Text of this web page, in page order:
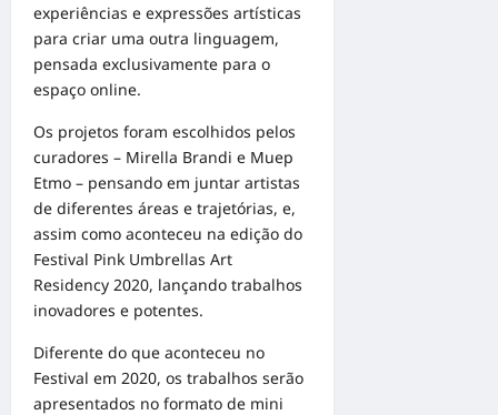
experiências e expressões artísticas
para criar uma outra linguagem,
pensada exclusivamente para o
espaço online.
Os projetos foram escolhidos pelos
curadores – Mirella Brandi e Muep
Etmo – pensando em juntar artistas
de diferentes áreas e trajetórias, e,
assim como aconteceu na edição do
Festival Pink Umbrellas Art
Residency 2020, lançando trabalhos
inovadores e potentes.
Diferente do que aconteceu no
Festival em 2020, os trabalhos serão
apresentados no formato de mini